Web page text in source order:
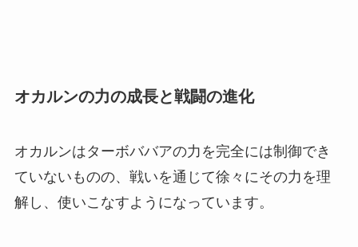
オカルンの力の成長と戦闘の進化
オカルンはターボババアの力を完全には制御でき
ていないものの、戦いを通じて徐々にその力を理
解し、使いこなすようになっています。